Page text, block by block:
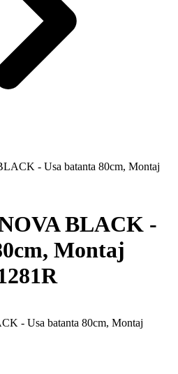
- Usa batanta 80cm, Montaj
BLACK -
Montaj